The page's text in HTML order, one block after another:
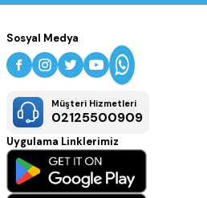
Sosyal Medya
Müşteri Hizmetleri
02125500909
Uygulama Linklerimiz